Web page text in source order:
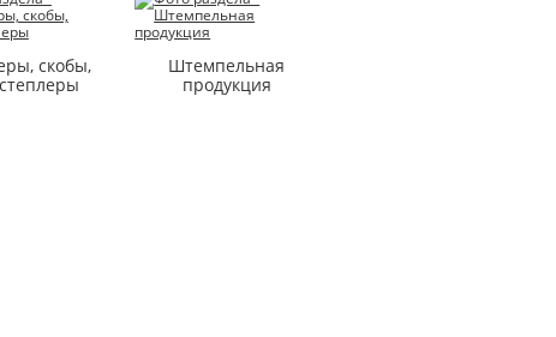
скобы,
Штемпельная
продукция